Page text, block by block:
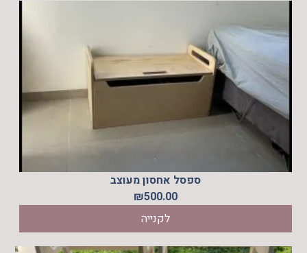
ספסל אחסון מעוצב
₪500.00
לקנייה